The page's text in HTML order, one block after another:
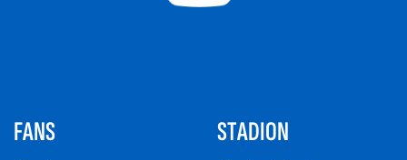
FANS STADION